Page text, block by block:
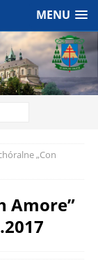
MENU
„Con
Amore”